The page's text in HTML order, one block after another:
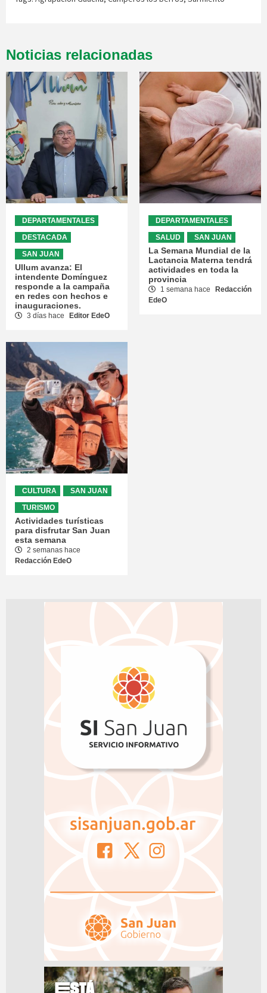
Noticias relacionadas
DEPARTAMENTALES
DESTACADA
SAN JUAN
Ullum avanza: El
intendente Domínguez
responde a la campaña
en redes con hechos e
inauguraciones.
3 días hace Editor EdeO
DEPARTAMENTALES
SALUD
SAN JUAN
La Semana Mundial de la
Lactancia Materna tendrá
actividades en toda la
provincia
1 semana hace
Redacción
EdeO
CULTURA
SAN JUAN
TURISMO
Actividades turísticas
para disfrutar San Juan
esta semana
2 semanas hace
Redacción EdeO